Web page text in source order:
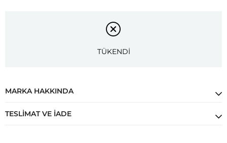
TÜKENDİ
MARKA HAKKINDA
TESLIMAT VE İADE